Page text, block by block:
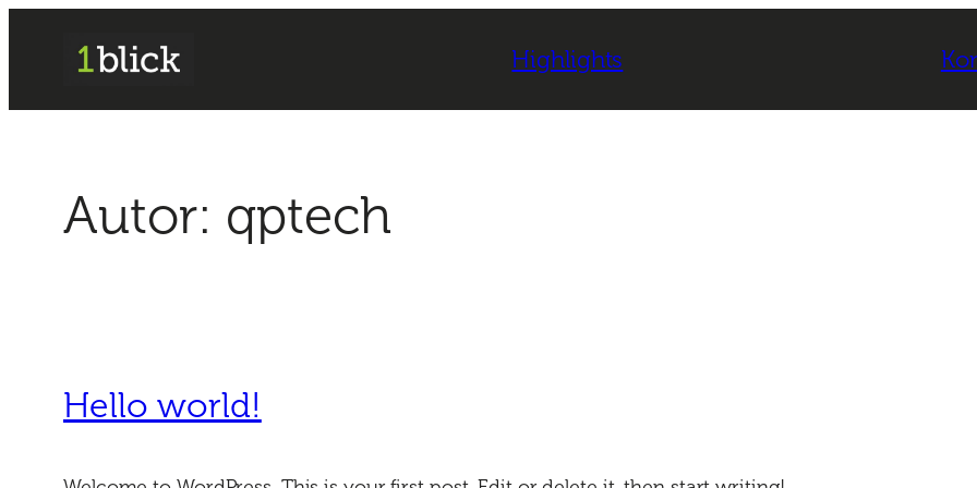
Highlights
Autor: qptech
Hello world!